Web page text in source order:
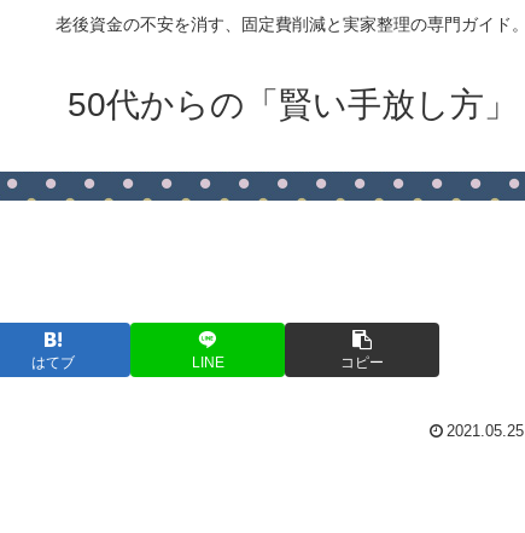
老後資金の不安を消す、固定費削減と実家整理の専門ガイド。
50代からの「賢い手放し方」
はてブ LINE コピー
2021.05.25